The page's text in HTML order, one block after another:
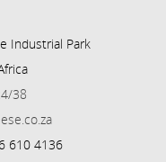
Industrial Park
38
610 4136